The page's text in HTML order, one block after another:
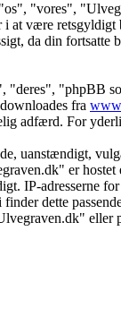
"vores",
være
da din
"deres",
fra
adfærd. For
uanstændigt,
er
IP-adresserne
dette